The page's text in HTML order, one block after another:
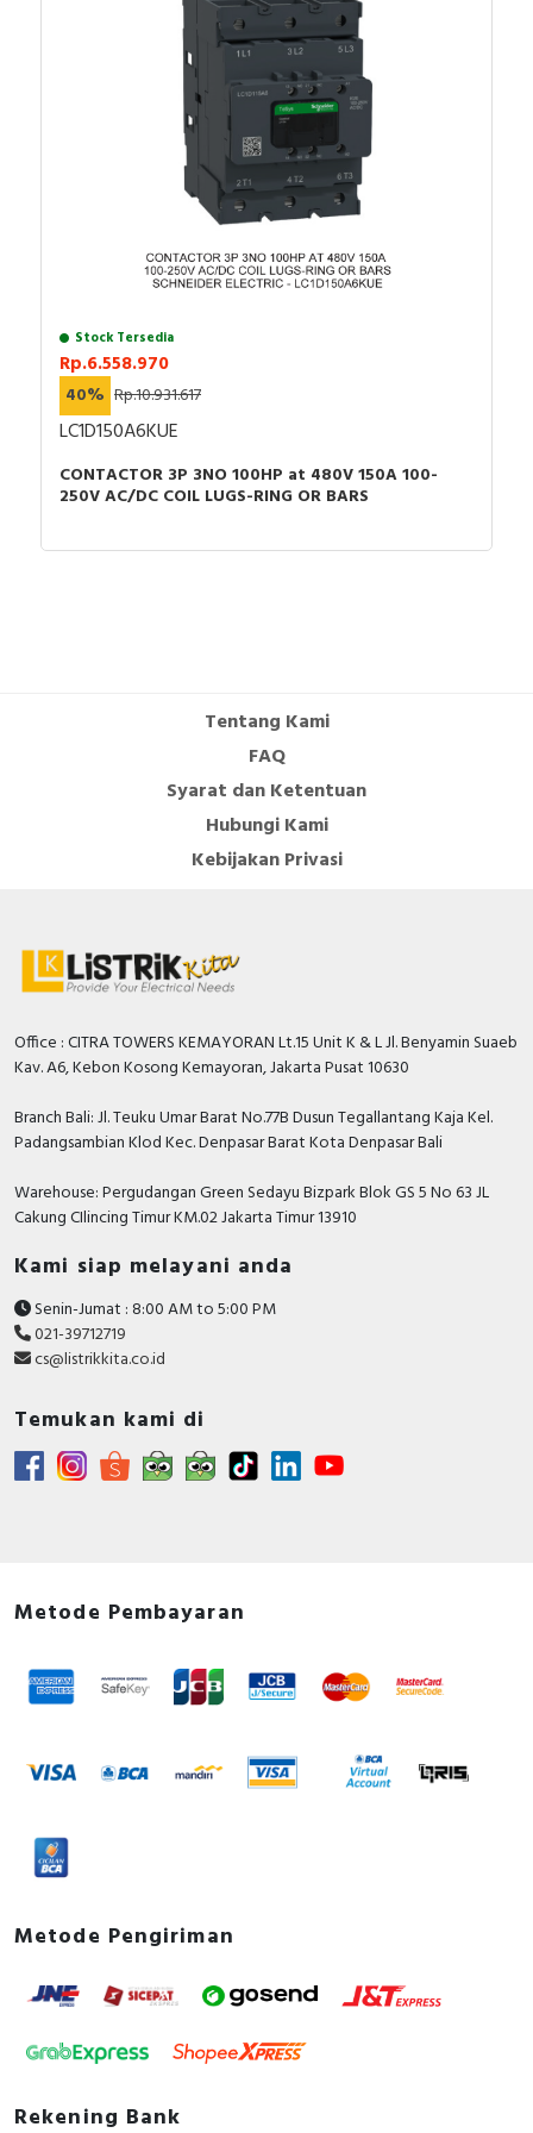
Capacitive Sensors
Tingkat perlindungan IP: IP20
Suhu udara sekitar untuk penyimpanan: -25…70
Suhu udara sekitar untuk pengoperasian: 0…50
Stock Tersedia
Rp.6.558.970
40% Rp.10.931.617
LC1D150A6KUE
CONTACTOR 3P 3NO 100HP at 480V 150A 100-
250V AC/DC COIL LUGS-RING OR BARS
Tentang Kami
FAQ
Syarat dan Ketentuan
Hubungi Kami
Kebijakan Privasi
Office : CITRA TOWERS KEMAYORAN Lt.15 Unit K & L Jl. Benyamin Suaeb
Kav. A6, Kebon Kosong Kemayoran, Jakarta Pusat 10630
Branch Bali: Jl. Teuku Umar Barat No.77B Dusun Tegallantang Kaja Kel.
Padangsambian Klod Kec. Denpasar Barat Kota Denpasar Bali
Warehouse: Pergudangan Green Sedayu Bizpark Blok GS 5 No 63 JL
Cakung CIlincing Timur KM.02 Jakarta Timur 13910
Kami siap melayani anda
Senin-Jumat : 8:00 AM to 5:00 PM
021-39712719
cs@listrikkita.co.id
Temukan kami di
Metode Pembayaran
Metode Pengiriman
Rekening Bank